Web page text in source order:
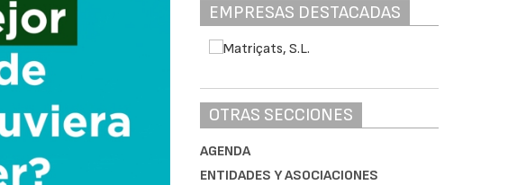
EMPRESAS DESTACADAS
OTRAS SECCIONES
AGENDA
ENTIDADES Y ASOCIACIONES